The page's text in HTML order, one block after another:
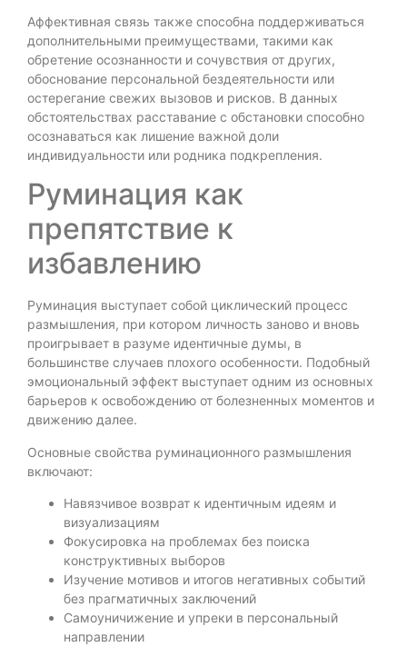
Аффективная связь также способна поддерживаться
дополнительными преимуществами, такими как
обретение осознанности и сочувствия от других,
обоснование персональной бездеятельности или
остерегание свежих вызовов и рисков. В данных
обстоятельствах расставание с обстановки способно
осознаваться как лишение важной доли
индивидуальности или родника подкрепления.
Руминация как
препятствие к
избавлению
Руминация выступает собой циклический процесс
размышления, при котором личность заново и вновь
проигрывает в разуме идентичные думы, в
большинстве случаев плохого особенности. Подобный
эмоциональный эффект выступает одним из основных
барьеров к освобождению от болезненных моментов и
движению далее.
Основные свойства руминационного размышления
включают:
Навязчивое возврат к идентичным идеям и
визуализациям
Фокусировка на проблемах без поиска
конструктивных выборов
Изучение мотивов и итогов негативных событий
без прагматичных заключений
Самоуничижение и упреки в персональный
направлении